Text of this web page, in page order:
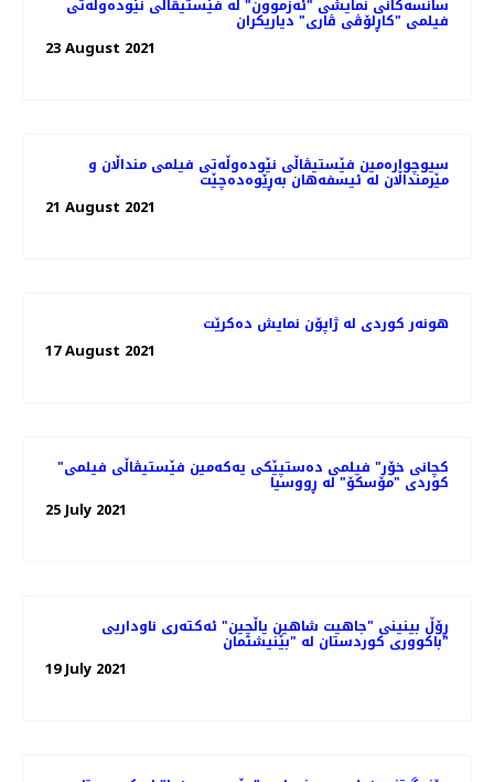
سانسه‌کانی نمایشی "ئەزموون" لە فێستیڤاڵی نێوده‌وڵه‌تی
فیلمی "کاڕلۆڤی ڤاری" دیاریکران
23 August 2021
سیوچوارەمین فێستیڤاڵی نێودەوڵەتی فیلمی منداڵان و
مێرمنداڵان لە ئیسفەهان بەڕێوەدەچێت
21 August 2021
هونەر کوردی لە ژاپۆن نمایش دەکرێت
17 August 2021
"کچانی خۆر" فیلمی ده‌ستپێکی یه‌که‌‌مین فێستیڤاڵی فیلمی
کوردی "مۆسکۆ" لە ڕووسیا
25 July 2021
ڕۆڵ بینینی "جاهیت شاهین یاڵچین" ئەکتەری ناوداریی
باکووری کوردستان لە "بێنیشتمان"
19 July 2021